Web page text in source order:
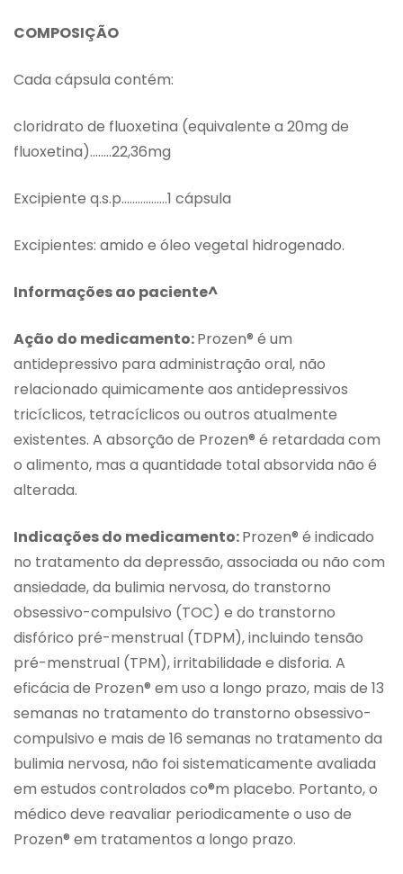
COMPOSIÇÃO
Cada cápsula contém:
cloridrato de fluoxetina (equivalente a 20mg de
fluoxetina)……..22,36mg
Excipiente q.s.p……………..1 cápsula
Excipientes: amido e óleo vegetal hidrogenado.
Informações ao paciente^
Ação do medicamento:Prozen® é um
antidepressivo para administração oral, não
relacionado quimicamente aos antidepressivos
tricíclicos, tetracíclicos ou outros atualmente
existentes. A absorção de Prozen® é retardada com
o alimento, mas a quantidade total absorvida não é
alterada.
Indicações do medicamento:Prozen® é indicado
no tratamento da depressão, associada ou não com
ansiedade, da bulimia nervosa, do transtorno
obsessivo-compulsivo (TOC) e do transtorno
disfórico pré-menstrual (TDPM), incluindo tensão
pré-menstrual (TPM), irritabilidade e disforia. A
eficácia de Prozen® em uso a longo prazo, mais de 13
semanas no tratamento do transtorno obsessivo-
compulsivo e mais de 16 semanas no tratamento da
bulimia nervosa, não foi sistematicamente avaliada
em estudos controlados co®m placebo. Portanto, o
médico deve reavaliar periodicamente o uso de
Prozen® em tratamentos a longo prazo.